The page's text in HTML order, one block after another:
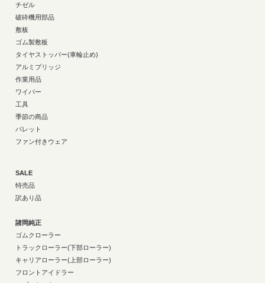
チゼル
破砕機用部品
敷板
ゴム製敷板
タイヤストッパー(車輪止め)
アルミブリッジ
作業用品
ワイパー
工具
季節の商品
パレット
ファン付きウェア
SALE
特売品
訳あり品
諸岡純正
ゴムクローラー
トラックローラー(下部ローラー)
キャリアローラー(上部ローラー)
フロントアイドラー